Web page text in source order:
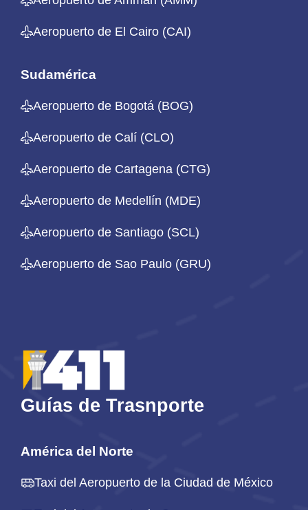
Aeropuerto de El Cairo (CAI)
Sudamérica
Aeropuerto de Bogotá (BOG)
Aeropuerto de Calí (CLO)
Aeropuerto de Cartagena (CTG)
Aeropuerto de Medellín (MDE)
Aeropuerto de Santiago (SCL)
Aeropuerto de Sao Paulo (GRU)
Guías de Trasnporte
América del Norte
Taxi del Aeropuerto de la Ciudad de México